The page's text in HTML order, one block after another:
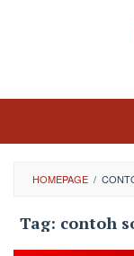
HOMEPAGE /
Tag: contoh